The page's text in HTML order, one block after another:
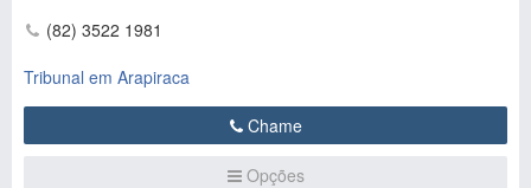
(82) 3522 1981
Tribunal em Arapiraca
Chame
Opções